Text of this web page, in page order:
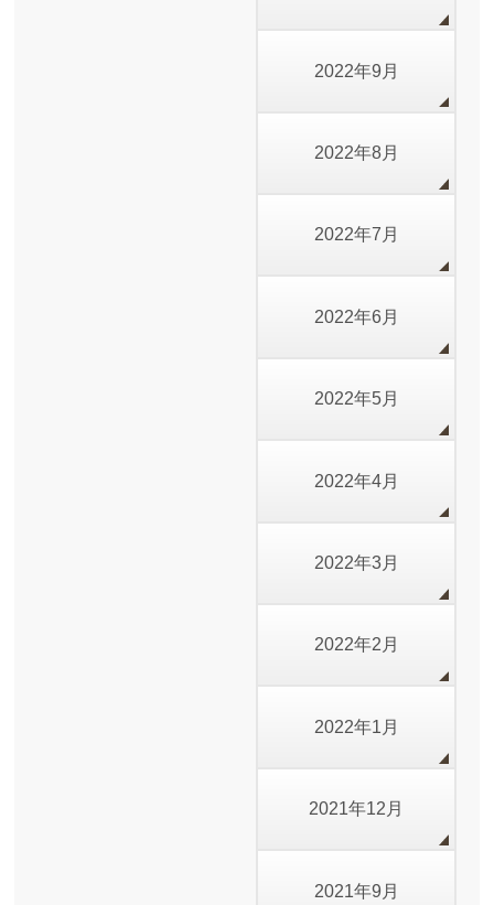
2022年9月
2022年8月
2022年7月
2022年6月
2022年5月
2022年4月
2022年3月
2022年2月
2022年1月
2021年12月
2021年9月